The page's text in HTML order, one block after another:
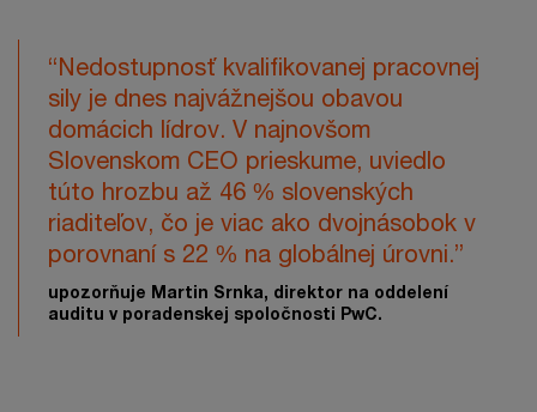
“Nedostupnosť kvalifikovanej pracovnej
sily je dnes najvážnejšou obavou
domácich lídrov. V najnovšom
Slovenskom CEO prieskume, uviedlo
túto hrozbu až 46 % slovenských
riaditeľov, čo je viac ako dvojnásobok v
porovnaní s 22 % na globálnej úrovni.”
upozorňuje Martin Srnka, direktor na oddelení
auditu v poradenskej spoločnosti PwC.